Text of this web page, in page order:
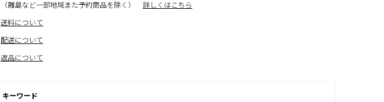
（離島など一部地域また予約商品を除く）
詳しくはこちら
送料について
配送について
返品について
キーワード